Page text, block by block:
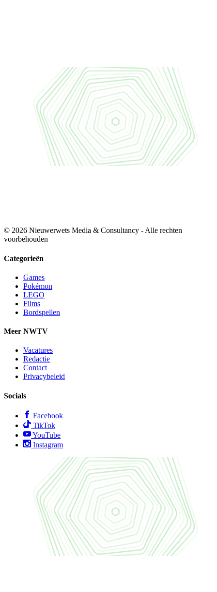
© 2026 Nieuwerwets Media & Consultancy - Alle rechten
voorbehouden
Categorieën
Games
Pokémon
LEGO
Films
Bordspellen
Meer NWTV
Vacatures
Redactie
Contact
Privacybeleid
Socials
Facebook
TikTok
YouTube
Instagram